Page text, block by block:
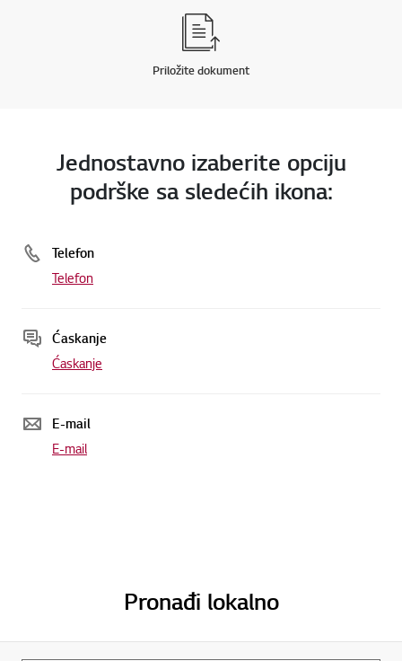
Priložite dokument
Jednostavno izaberite opciju
podrške sa sledećih ikona:
Telefon
Telefon
Ćaskanje
Ćaskanje
E-mail
E-mail
Pronađi lokalno